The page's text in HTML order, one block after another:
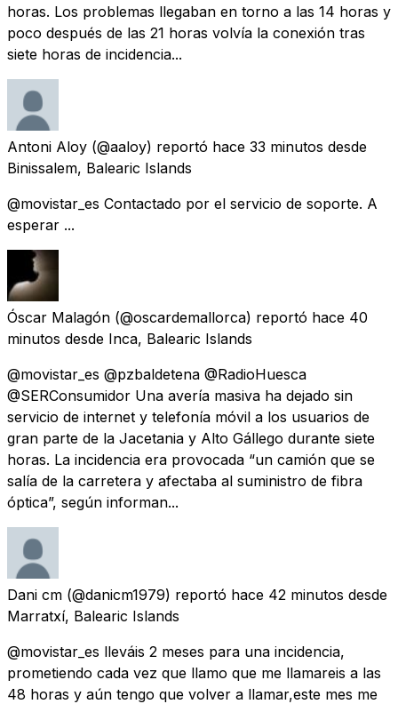
horas. Los problemas llegaban en torno a las 14 horas y
poco después de las 21 horas volvía la conexión tras
siete horas de incidencia...
Antoni Aloy (@aaloy) reportó hace 33 minutos desde
Binissalem, Balearic Islands
@movistar_es Contactado por el servicio de soporte. A
esperar ...
Óscar Malagón (@oscardemallorca) reportó hace 40
minutos desde Inca, Balearic Islands
@movistar_es @pzbaldetena @RadioHuesca
@SERConsumidor Una avería masiva ha dejado sin
servicio de internet y telefonía móvil a los usuarios de
gran parte de la Jacetania y Alto Gállego durante siete
horas. La incidencia era provocada “un camión que se
salía de la carretera y afectaba al suministro de fibra
óptica”, según informan...
Dani cm (@danicm1979) reportó hace 42 minutos desde
Marratxí, Balearic Islands
@movistar_es lleváis 2 meses para una incidencia,
prometiendo cada vez que llamo que me llamareis a las
48 horas y aún tengo que volver a llamar,este mes me